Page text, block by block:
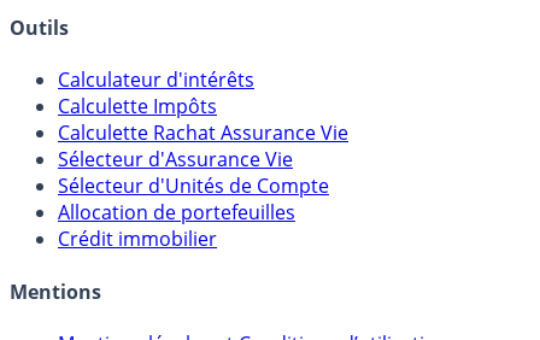
Calculateur d'intérêts
Calculette Impôts
Calculette Rachat Assurance Vie
Sélecteur d'Assurance Vie
Sélecteur d'Unités de Compte
Allocation de portefeuilles